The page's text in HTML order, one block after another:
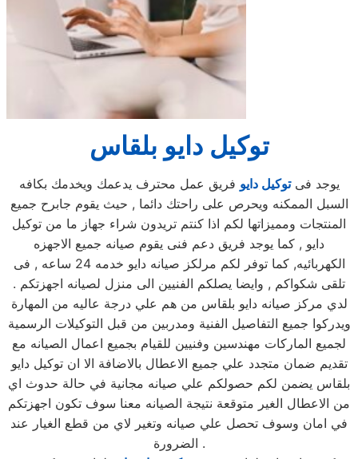
توكيل دايو بلقاس
يوجد فىتوكيل دايو فريق عمل محترف يدعمك ويخدمك بكافه
السبل الممكنه ويحرص على راحتك دائما , حيث يقوم جابرح جميع
المنتجات ومميزاتها لكم اذا كنتم تريدون شراء جهاز ما من توكيل
دايو , كما يوجد فريق دعم فنى يقوم صيانه جميع الاجهزه
الكهربائيه, كما توفر لكم مرلكز صيانه دايو خدمه 24 ساعه , فى
تلقى شكواكم , وايضا يصلكم الفنيين الى منزل لصيانه اجهزتكم .
لدي مركز صيانه دايو بلقاس من هم علي درجة عاليه من المهارة
ويدركوا جميع التفاصيل الفنية ومدربين من قبل التوكيلات الرسمية
لجميع الماركات مهندسين وفنيين للقيام بجميع اعمال الصيانه مع
تقديم ضمان متجدد علي جميع الاعطال بالاضافة الا ان توكيل دايو
بلقاس يضمن لكم حصولكم علي صيانه مجانية في حالة حدوث اي
من الاعطال الغير متوقعة نتيجة الصيانه معنا سوف تكون اجهزتكم
في امان وسوف تحصل علي صيانه وتغير لاي من قطع الغيار عند
الضرورة .